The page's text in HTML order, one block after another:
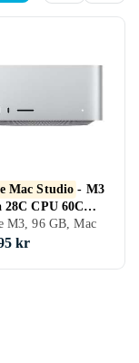
Mac Studio - M3
CPU 60C
96GB RAM 1TB
M3, 96 GB, Mac
kr